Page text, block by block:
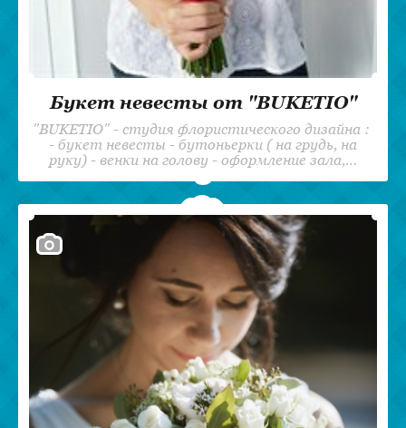
Букет невесты от "BUKETIO"
"BUKETIO" - студия флористического дизайна :
- букет невесты - бутоньерки ( на грудь, на
руку) - венки на голову - оформление зала,…